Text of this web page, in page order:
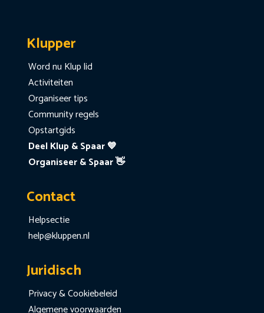
Klupper
Word nu Klup lid
Activiteiten
Organiseer tips
Community regels
Opstartgids
Deel Klup & Spaar 💙
Organiseer & Spaar 👋
Contact
Helpsectie
help@kluppen.nl
Juridisch
Privacy & Cookiebeleid